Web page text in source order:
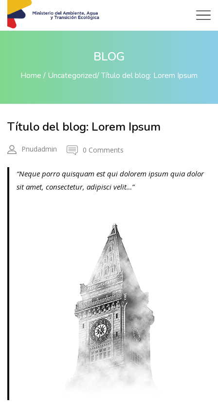
BLOG
Home Uncategorized Título del blog: Lorem Ipsum
Título del blog: Lorem Ipsum
Pnudadmin 0 Comments
“Neque porro quisquam est qui dolorem ipsum quia dolor
sit amet, consectetur, adipisci velit…”